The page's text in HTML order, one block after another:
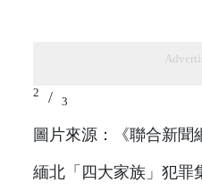
2 / 3
圖片來源：《聯合新聞
緬北「四大家族」犯罪